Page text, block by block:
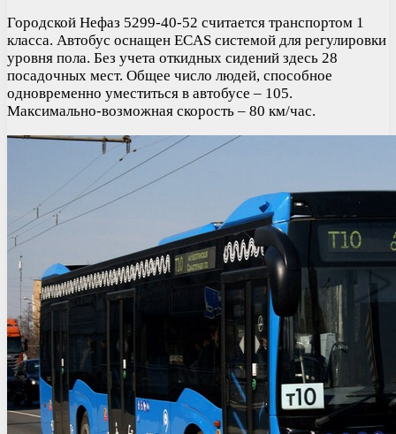
Городской Нефаз 5299-40-52 считается транспортом 1
класса. Автобус оснащен ECAS системой для регулировки
уровня пола. Без учета откидных сидений здесь 28
посадочных мест. Общее число людей, способное
одновременно уместиться в автобусе – 105.
Максимально-возможная скорость – 80 км/час.